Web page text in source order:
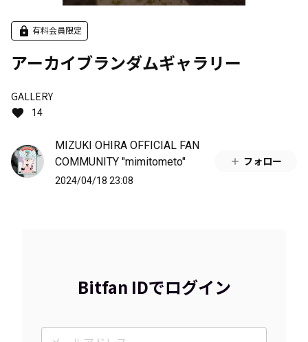
有料会員限定
アーカイブランダムギャラリー
GALLERY
14
MIZUKI OHIRA OFFICIAL FAN
COMMUNITY "mimitometo"
2024/04/18 23:08
フォロー
Bitfan IDでログイン